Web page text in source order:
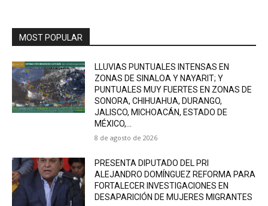
MOST POPULAR
LLUVIAS PUNTUALES INTENSAS EN
ZONAS DE SINALOA Y NAYARIT; Y
PUNTUALES MUY FUERTES EN ZONAS DE
SONORA, CHIHUAHUA, DURANGO,
JALISCO, MICHOACÁN, ESTADO DE
MÉXICO,...
8 de agosto de 2026
PRESENTA DIPUTADO DEL PRI
ALEJANDRO DOMÍNGUEZ REFORMA PARA
FORTALECER INVESTIGACIONES EN
DESAPARICIÓN DE MUJERES MIGRANTES